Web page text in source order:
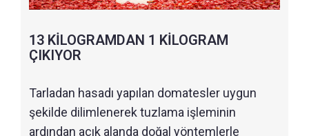
13 KİLOGRAMDAN 1 KİLOGRAM
ÇIKIYOR
Tarladan hasadı yapılan domatesler uygun
şekilde dilimlenerek tuzlama işleminin
ardından açık alanda doğal yöntemlerle